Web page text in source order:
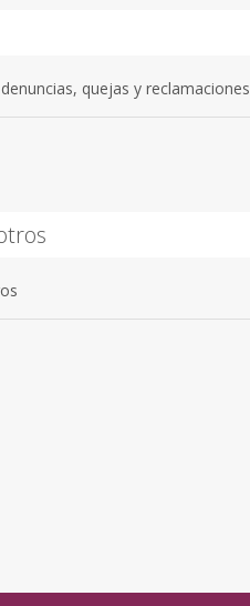
quejas y reclamaciones